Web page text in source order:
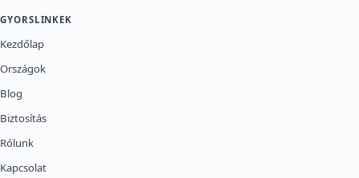
GYORSLINKEK
Kezdőlap
Országok
Blog
Biztosítás
Rólunk
Kapcsolat